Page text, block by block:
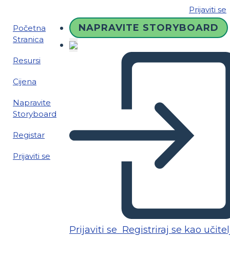
Prijaviti se
Početna
Stranica
Resursi
Cijena
Napravite
Storyboard
Registar
Prijaviti se
NAPRAVITE STORYBOARD
Prijaviti se Registriraj se kao